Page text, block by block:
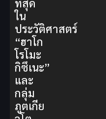
ที่สุด
ใน
ประวัติศาสตร์
“ฮาโก
โรโมะ
กิซึเนะ”
และ
กลุ่ม
ภูตเกีย